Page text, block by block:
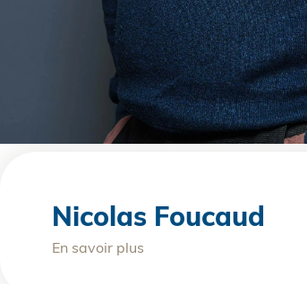
Nicolas Foucaud
En savoir plus